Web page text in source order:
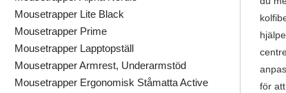
Mousetrapper Lite Black
Mousetrapper Prime
Mousetrapper Lapptopställ
Mousetrapper Armrest, Underarmstöd
Mousetrapper Ergonomisk Ståmatta Active
för